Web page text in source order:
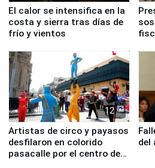
El calor se intensifica en la
costa y sierra tras días de
frío y vientos
12
Artistas de circo y payasos
desfilaron en colorido
pasacalle por el centro de
del